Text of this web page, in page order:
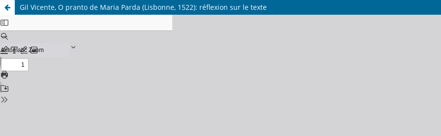
Gil Vicente, O pranto de Maria Parda (Lisbonne, 1522): réflexion sur le texte